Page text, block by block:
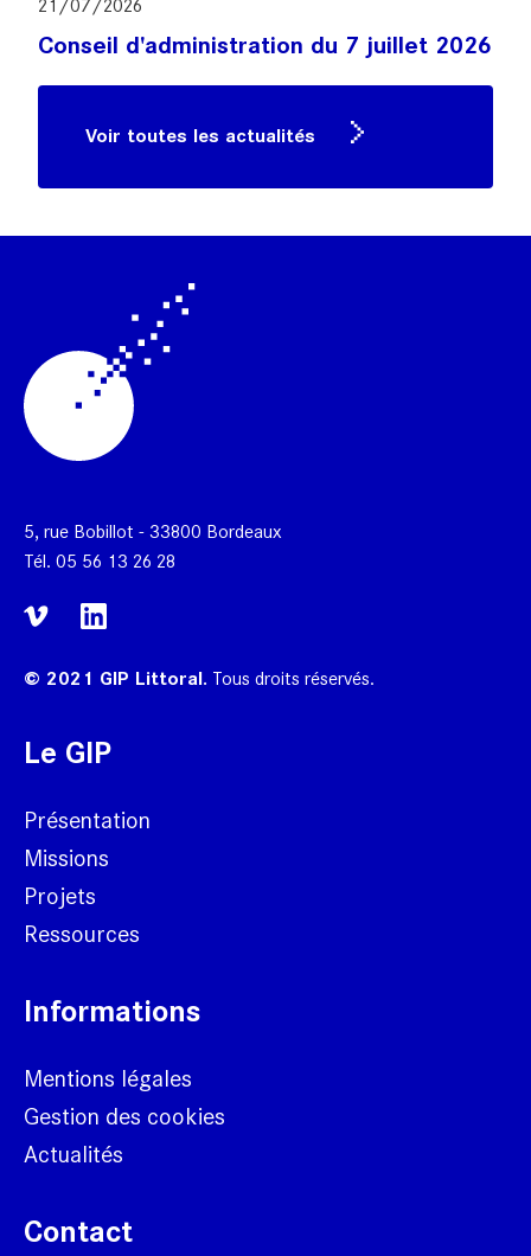
21/07/2026
Conseil d'administration du 7 juillet 2026
Voir toutes les actualités
5, rue Bobillot - 33800 Bordeaux
Tél. 05 56 13 26 28
© 2021 GIP Littoral. Tous droits réservés.
Le GIP
Présentation
Missions
Projets
Ressources
Informations
Mentions légales
Gestion des cookies
Actualités
Contact